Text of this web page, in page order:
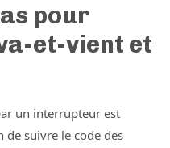
pour
et-vient et
un interrupteur est
suivre le code des